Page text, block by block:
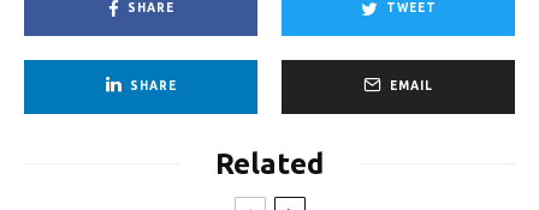
SHARE TWEET
SHARE EMAIL
Related